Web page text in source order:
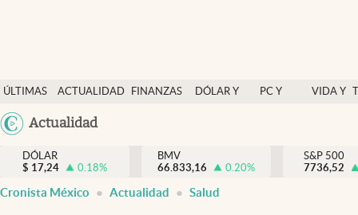
ÚLTIMAS
NOTICIAS
ACTUALIDAD
FINANZAS
DÓLAR Y
PC Y
VIDA Y
México
Actualidad
Actualidad
Finanzas y economía
Dólar y mercados
DÓLAR
$ 17,24 0.18%
BMV
66.833,16
0.20%
S&P 500
7736,52
Cronista México Actualidad Salud